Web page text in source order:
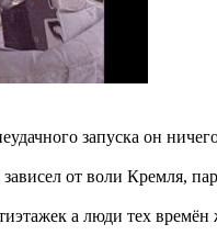
запуска он
от воли Кремля,
а люди тех